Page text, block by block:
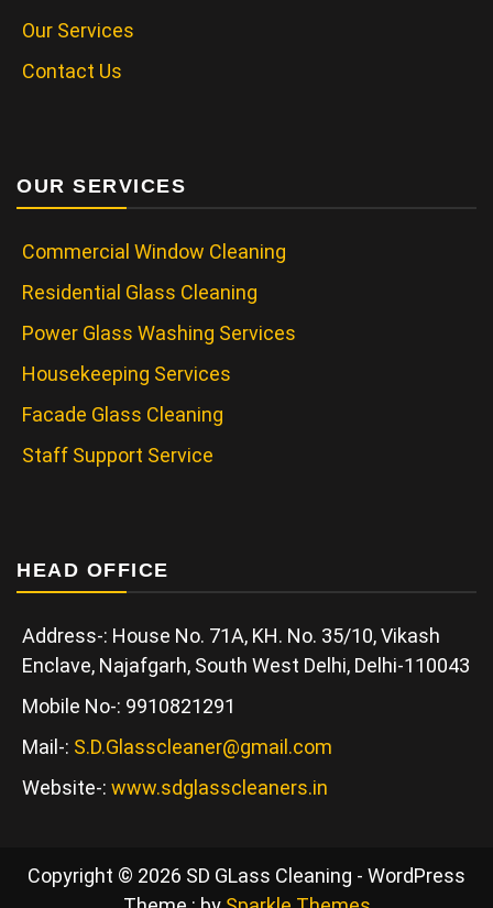
Our Services
Contact Us
OUR SERVICES
Commercial Window Cleaning
Residential Glass Cleaning
Power Glass Washing Services
Housekeeping Services
Facade Glass Cleaning
Staff Support Service
HEAD OFFICE
Address-: House No. 71A, KH. No. 35/10, Vikash
Enclave, Najafgarh, South West Delhi, Delhi-110043
Mobile No-: 9910821291
Mail-: S.D.Glasscleaner@gmail.com
Website-: www.sdglasscleaners.in
Copyright © 2026 SD GLass Cleaning - WordPress